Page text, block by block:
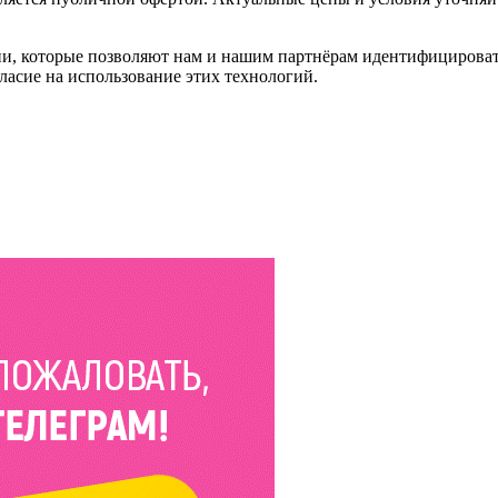
позволяют нам и нашим партнёрам
на использование этих технологий.